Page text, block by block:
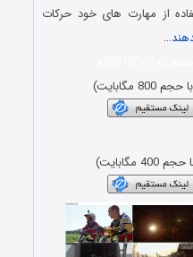
از مهارت های خود حرکات
…